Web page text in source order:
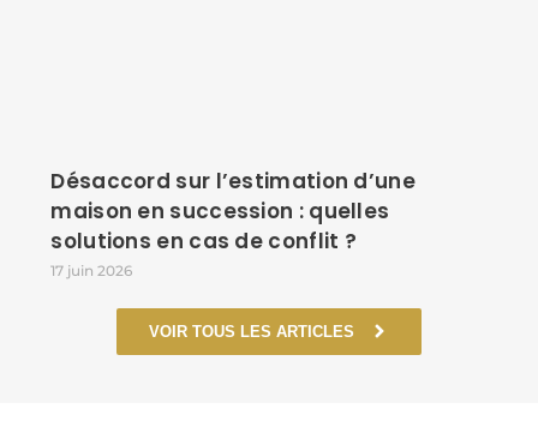
Désaccord sur l’estimation d’une
maison en succession : quelles
solutions en cas de conflit ?
17 juin 2026
VOIR TOUS LES ARTICLES